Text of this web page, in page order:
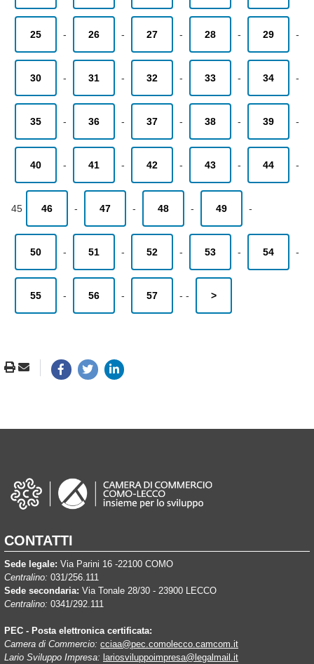
25 - 26 - 27 - 28 - 29 -
30 - 31 - 32 - 33 - 34 -
35 - 36 - 37 - 38 - 39 -
40 - 41 - 42 - 43 - 44 -
45 46 - 47 - 48 - 49 -
50 - 51 - 52 - 53 - 54 -
55 - 56 - 57 - - >
CONTATTI
Sede legale: Via Parini 16 -22100 COMO
Centralino: 031/256.111
Sede secondaria: Via Tonale 28/30 - 23900 LECCO
Centralino: 0341/292.111
PEC - Posta elettronica certificata:
Camera di Commercio: cciaa@pec.comolecco.camcom.it
Lario Sviluppo Impresa: lariosviluppoimpresa@legalmail.it